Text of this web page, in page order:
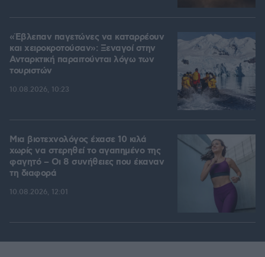
«Έβλεπαν παγετώνες να καταρρέουν
και χειροκροτούσαν»: Ξεναγοί στην
Ανταρκτική παραιτούνται λόγω των
τουριστών
10.08.2026, 10:23
Μια βιοτεχνολόγος έχασε 10 κιλά
χωρίς να στερηθεί το αγαπημένο της
φαγητό – Οι 8 συνήθειες που έκαναν
τη διαφορά
10.08.2026, 12:01